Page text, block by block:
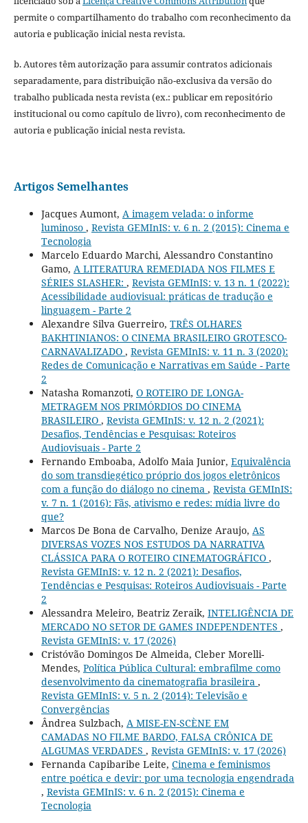
permite o compartilhamento do trabalho com reconhecimento da
autoria e publicação inicial nesta revista.
b. Autores têm autorização para assumir contratos adicionais
separadamente, para distribuição não-exclusiva da versão do
trabalho publicada nesta revista (ex.: publicar em repositório
institucional ou como capítulo de livro), com reconhecimento de
autoria e publicação inicial nesta revista.
Artigos Semelhantes
Jacques Aumont, A imagem velada: o informe
luminoso , Revista GEMInIS: v. 6 n. 2 (2015): Cinema e
Tecnologia
Marcelo Eduardo Marchi, Alessandro Constantino
Gamo, A LITERATURA REMEDIADA NOS FILMES E
SÉRIES SLASHER: , Revista GEMInIS: v. 13 n. 1 (2022):
Acessibilidade audiovisual: práticas de tradução e
linguagem - Parte 2
Alexandre Silva Guerreiro, TRÊS OLHARES
BAKHTINIANOS: O CINEMA BRASILEIRO GROTESCO-
CARNAVALIZADO , Revista GEMInIS: v. 11 n. 3 (2020):
Redes de Comunicação e Narrativas em Saúde - Parte
2
Natasha Romanzoti, O ROTEIRO DE LONGA-
METRAGEM NOS PRIMÓRDIOS DO CINEMA
BRASILEIRO , Revista GEMInIS: v. 12 n. 2 (2021):
Desafios, Tendências e Pesquisas: Roteiros
Audiovisuais - Parte 2
Fernando Emboaba, Adolfo Maia Junior, Equivalência
do som transdiegético próprio dos jogos eletrônicos
com a função do diálogo no cinema , Revista GEMInIS:
v. 7 n. 1 (2016): Fãs, ativismo e redes: mídia livre do
que?
Marcos De Bona de Carvalho, Denize Araujo, AS
DIVERSAS VOZES NOS ESTUDOS DA NARRATIVA
CLÁSSICA PARA O ROTEIRO CINEMATOGRÁFICO ,
Revista GEMInIS: v. 12 n. 2 (2021): Desafios,
Tendências e Pesquisas: Roteiros Audiovisuais - Parte
2
Alessandra Meleiro, Beatriz Zeraik, INTELIGÊNCIA DE
MERCADO NO SETOR DE GAMES INDEPENDENTES ,
Revista GEMInIS: v. 17 (2026)
Cristóvão Domingos De Almeida, Cleber Morelli-
Mendes, Política Pública Cultural: embrafilme como
desenvolvimento da cinematografia brasileira ,
Revista GEMInIS: v. 5 n. 2 (2014): Televisão e
Convergências
Ândrea Sulzbach, A MISE-EN-SCÈNE EM
CAMADAS NO FILME BARDO, FALSA CRÔNICA DE
ALGUMAS VERDADES , Revista GEMInIS: v. 17 (2026)
Fernanda Capibaribe Leite, Cinema e feminismos
entre poética e devir: por uma tecnologia engendrada
, Revista GEMInIS: v. 6 n. 2 (2015): Cinema e
Tecnologia